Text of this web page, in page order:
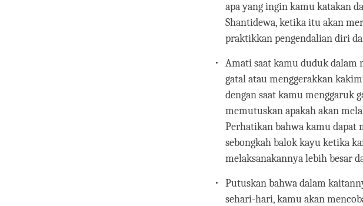
apa yang ingin kamu katakan
Shantidewa, ketika itu akan
praktikkan pengendalian diri
Amati saat kamu duduk dalam
gatal atau menggerakkan
dengan saat kamu menggaruk
memutuskan apakah akan
Perhatikan bahwa kamu dapat
sebongkah balok kayu ketika
melaksanakannya lebih besar
Putuskan bahwa dalam
sehari-hari, kamu akan